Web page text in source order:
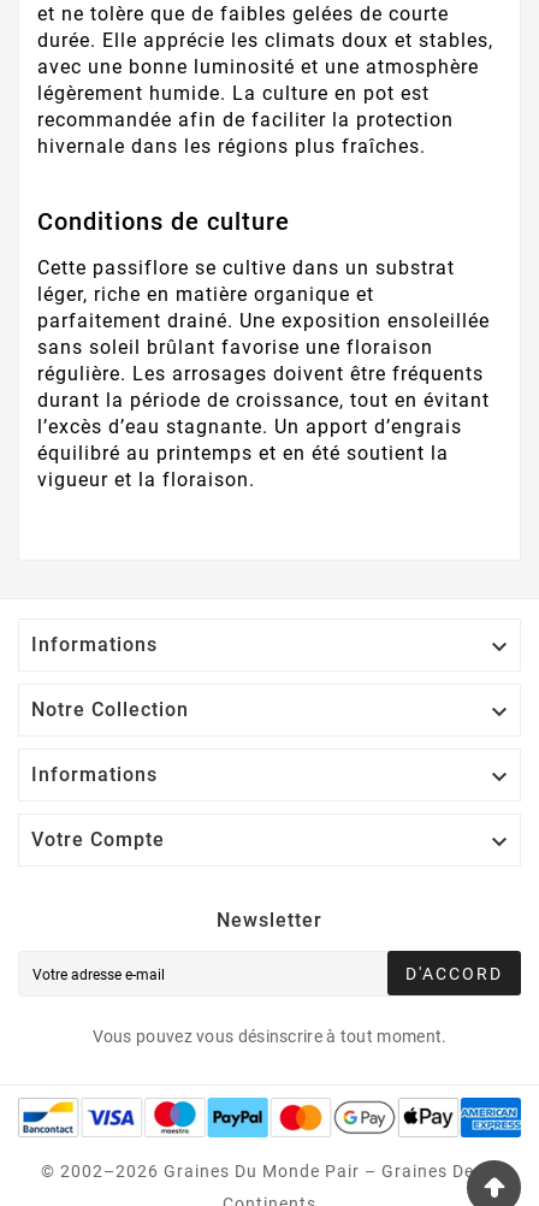
et ne tolère que de faibles gelées de courte
durée. Elle apprécie les climats doux et stables,
avec une bonne luminosité et une atmosphère
légèrement humide. La culture en pot est
recommandée afin de faciliter la protection
hivernale dans les régions plus fraîches.
Conditions de culture
Cette passiflore se cultive dans un substrat
léger, riche en matière organique et
parfaitement drainé. Une exposition ensoleillée
sans soleil brûlant favorise une floraison
régulière. Les arrosages doivent être fréquents
durant la période de croissance, tout en évitant
l’excès d’eau stagnante. Un apport d’engrais
équilibré au printemps et en été soutient la
vigueur et la floraison.
Informations 
Notre Collection 
Informations 
Votre Compte 
Newsletter
D'ACCORD
Vous pouvez vous désinscrire à tout moment.
© 2002–2026 Graines Du Monde Pair – Graines Des 5